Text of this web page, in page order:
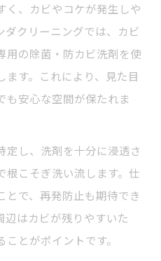
く、カビやコケが発生しや
ダクリーニングでは、カビ
用の除菌・防カビ洗剤を使
す。これにより、見た目
も安心な空間が保たれま
定し、洗剤を十分に浸透さ
根こそぎ洗い流します。仕
とで、再発防止も期待でき
辺はカビが残りやすいた
とがポイントです。